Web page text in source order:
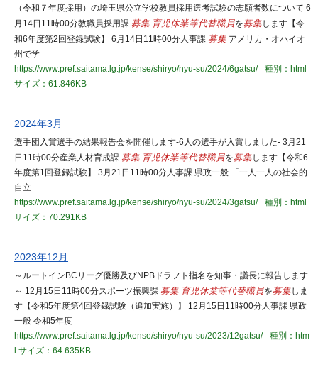
（令和７年度採用）の埼玉県公立学校教員採用選考試験の志願者数について 6
月14日11時00分教職員採用課 募集 育児休業等代替職員を募集します【令
和6年度第2回登録試験】 6月14日11時00分人事課 募集 アメリカ・オハイオ
州で学
https://www.pref.saitama.lg.jp/kense/shiryo/nyu-su/2024/6gatsu/
種別：html
サイズ：61.846KB
2024年3月
選手団入賞選手の結果報告会を開催します-6人の選手が入賞しました- 3月21
日11時00分産業人材育成課 募集 育児休業等代替職員を募集します【令和6
年度第1回登録試験】 3月21日11時00分人事課 県政一般 「一人一人の社会的
自立
https://www.pref.saitama.lg.jp/kense/shiryo/nyu-su/2024/3gatsu/
種別：html
サイズ：70.291KB
2023年12月
～ルートインBCリーグ優勝及びNPBドラフト指名を知事・議長に報告します
～ 12月15日11時00分スポーツ振興課 募集 育児休業等代替職員を募集しま
す【令和5年度第4回登録試験（追加実施）】 12月15日11時00分人事課 県政
一般 令和5年度
https://www.pref.saitama.lg.jp/kense/shiryo/nyu-su/2023/12gatsu/
種別：htm
サイズ：64.635KB